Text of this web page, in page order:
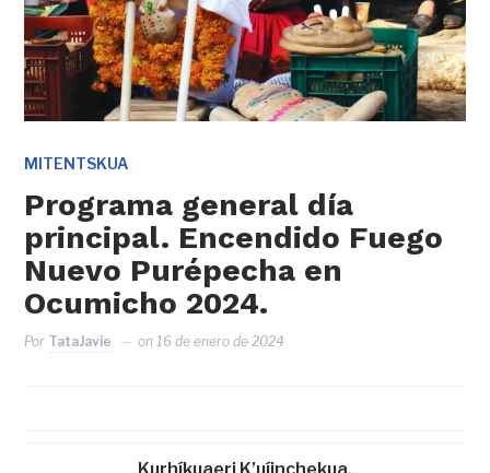
MITENTSKUA
Programa general día
principal. Encendido Fuego
Nuevo Purépecha en
Ocumicho 2024.
Por TataJavie on 16 de enero de 2024